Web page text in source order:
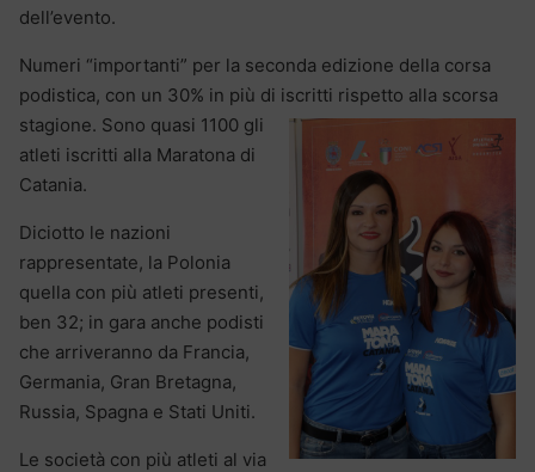
dell’evento.
Numeri “importanti” per la seconda edizione della corsa
podistica, con un 30% in più di iscritti rispetto alla scorsa
stagione. Sono quasi 1100 gli
atleti iscritti alla Maratona di
Catania.
Diciotto le nazioni
rappresentate, la Polonia
quella con più atleti presenti,
ben 32; in gara anche podisti
che arriveranno da Francia,
Germania, Gran Bretagna,
Russia, Spagna e Stati Uniti.
Le società con più atleti al via